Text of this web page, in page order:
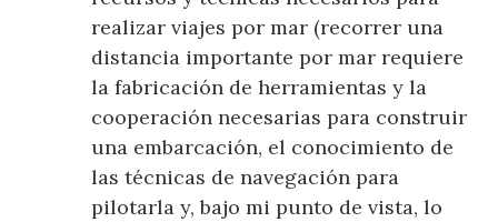
realizar viajes por mar (recorrer una
distancia importante por mar requiere
la fabricación de herramientas y la
cooperación necesarias para construir
una embarcación, el conocimiento de
las técnicas de navegación para
pilotarla y, bajo mi punto de vista, lo